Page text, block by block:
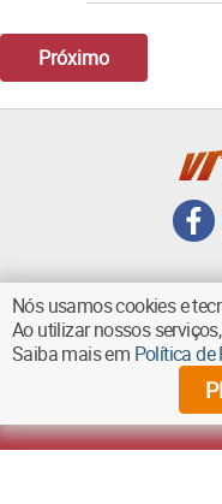
Próximo
Diários
Nós usamos cookies e
Ao utilizar nossos
Saiba mais em Política de